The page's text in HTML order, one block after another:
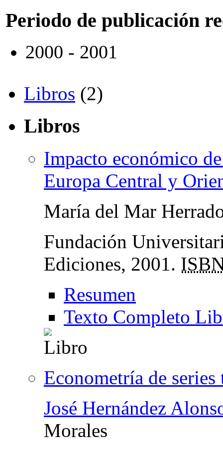
Periodo de publicación
2000 - 2001
Libros (2)
Libros
Impacto económico
Europa Central y
María del Mar
Fundación
Ediciones, 2001.
Resumen
Texto Completo
Econometría de series
José Hernández
Morales